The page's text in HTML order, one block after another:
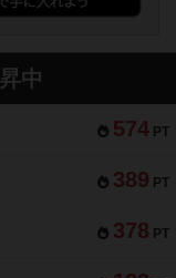
中
389
378
133
103
いる～